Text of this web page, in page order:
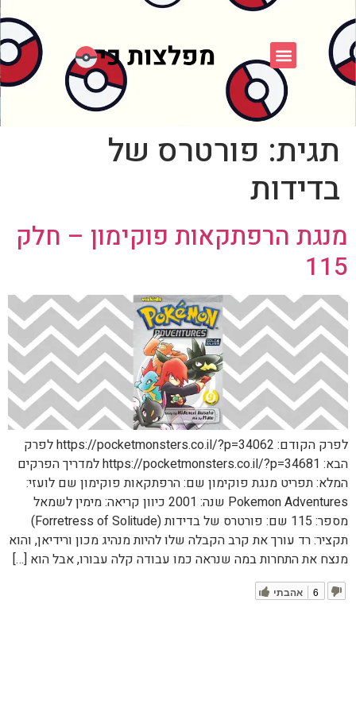
תגית: פורטרס של
בדידות
מנגת הרפתקאות פוקימון – חלק
115
לפרק הקודם: https://pocketmonsters.co.il/?p=34062 לפרק
הבא: https://pocketmonsters.co.il/?p=34681 למדריך הפרקים
המלא: תפריט מנגת פוקימון שם: הרפתקאות פוקימון שם לועזי:
Pokemon Adventures שנה: 2001 כיוון קריאה: מימין לשמאל
מספר: 115 שם: פורטרס של בדידות (Forretress of Solitude)
תקציר: רד עורך את קרב הקבלה שלו להיות מנהיג מכון ורידיאן, והוא
מנצח את התחרות במה שנראה כמו עבודה קלה עבורו, אבל הוא […]
אהבתי 6